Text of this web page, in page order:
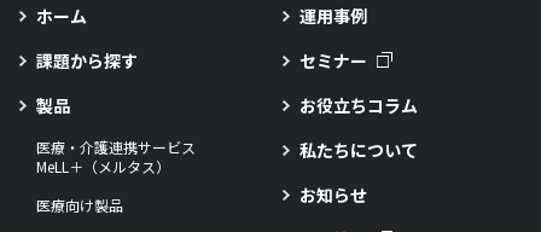
ホーム
課題から探す
製品
医療・介護連携サービス
MeLL＋（メルタス）
医療向け製品
運用事例
セミナー
お役立ちコラム
私たちについて
お知らせ